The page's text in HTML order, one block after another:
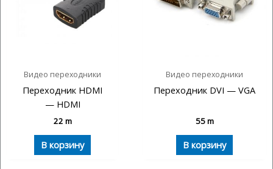
Видео переходники
Переходник HDMI
— HDMI
22 m
В корзину
Видео переходники
Переходник DVI — VGA
55m
В корзину